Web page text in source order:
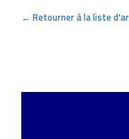
← Retourner à la liste